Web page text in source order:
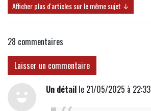
Afficher plus d'articles sur le même sujet ↓
28 commentaires
Laisser un commentaire
Un détaille 21/05/2025 à 22:33